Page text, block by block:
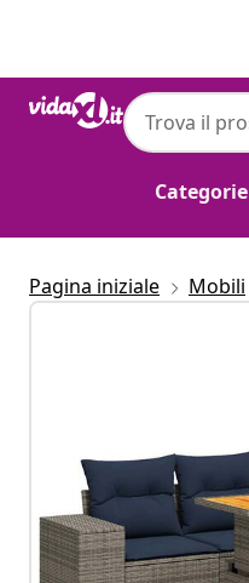
Categorie
Pagina iniziale Mobili